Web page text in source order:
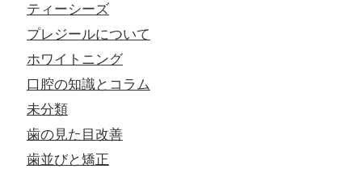
ティーシーズ
プレジールについて
ホワイトニング
口腔の知識とコラム
未分類
歯の見た目改善
歯並びと矯正